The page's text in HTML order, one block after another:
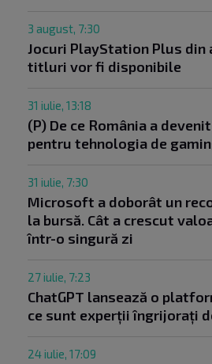
3 august, 7:30
Jocuri PlayStation Plus din
titluri vor fi disponibile
31 iulie, 13:18
(P) De ce România a
pentru tehnologia de
31 iulie, 7:30
Microsoft a doborât un
la bursă. Cât a crescut
într-o singură zi
27 iulie, 7:23
ChatGPT lansează o
ce sunt experții îngrijorați
24 iulie, 17:09